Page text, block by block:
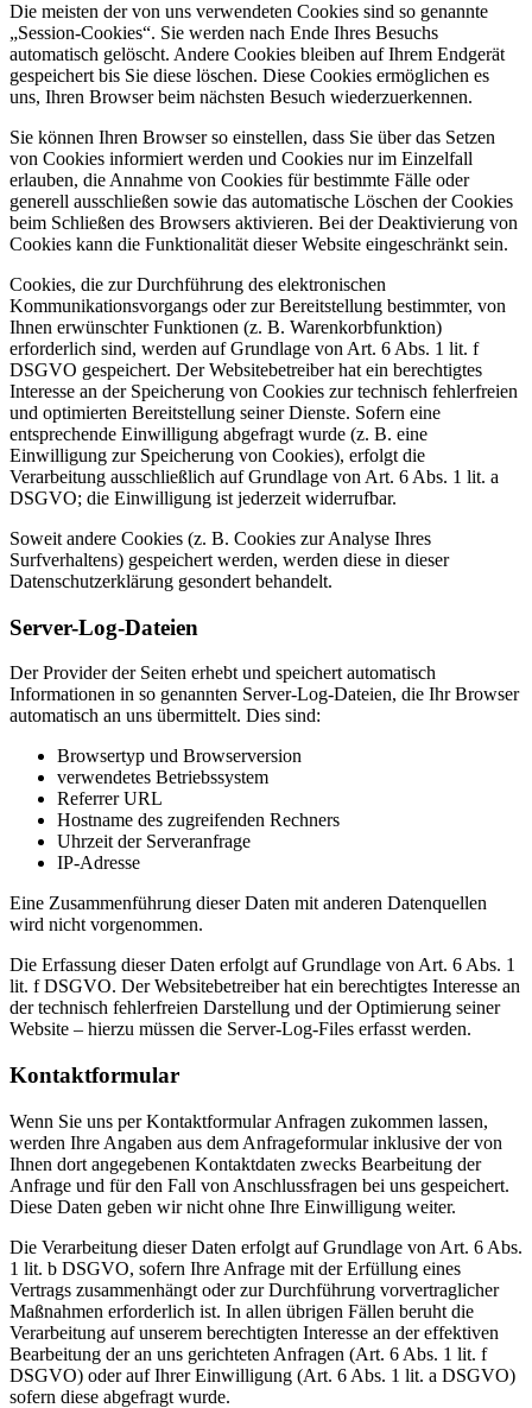
Die meisten der von uns verwendeten Cookies sind so genannte
„Session-Cookies“. Sie werden nach Ende Ihres Besuchs
automatisch gelöscht. Andere Cookies bleiben auf Ihrem Endgerät
gespeichert bis Sie diese löschen. Diese Cookies ermöglichen es
uns, Ihren Browser beim nächsten Besuch wiederzuerkennen.
Sie können Ihren Browser so einstellen, dass Sie über das Setzen
von Cookies informiert werden und Cookies nur im Einzelfall
erlauben, die Annahme von Cookies für bestimmte Fälle oder
generell ausschließen sowie das automatische Löschen der Cookies
beim Schließen des Browsers aktivieren. Bei der Deaktivierung von
Cookies kann die Funktionalität dieser Website eingeschränkt sein.
Cookies, die zur Durchführung des elektronischen
Kommunikationsvorgangs oder zur Bereitstellung bestimmter, von
Ihnen erwünschter Funktionen (z. B. Warenkorbfunktion)
erforderlich sind, werden auf Grundlage von Art. 6 Abs. 1 lit. f
DSGVO gespeichert. Der Websitebetreiber hat ein berechtigtes
Interesse an der Speicherung von Cookies zur technisch fehlerfreien
und optimierten Bereitstellung seiner Dienste. Sofern eine
entsprechende Einwilligung abgefragt wurde (z. B. eine
Einwilligung zur Speicherung von Cookies), erfolgt die
Verarbeitung ausschließlich auf Grundlage von Art. 6 Abs. 1 lit. a
DSGVO; die Einwilligung ist jederzeit widerrufbar.
Soweit andere Cookies (z. B. Cookies zur Analyse Ihres
Surfverhaltens) gespeichert werden, werden diese in dieser
Datenschutzerklärung gesondert behandelt.
Server-Log-Dateien
Der Provider der Seiten erhebt und speichert automatisch
Informationen in so genannten Server-Log-Dateien, die Ihr Browser
automatisch an uns übermittelt. Dies sind:
Browsertyp und Browserversion
verwendetes Betriebssystem
Referrer URL
Hostname des zugreifenden Rechners
Uhrzeit der Serveranfrage
IP-Adresse
Eine Zusammenführung dieser Daten mit anderen Datenquellen
wird nicht vorgenommen.
Die Erfassung dieser Daten erfolgt auf Grundlage von Art. 6 Abs. 1
lit. f DSGVO. Der Websitebetreiber hat ein berechtigtes Interesse an
der technisch fehlerfreien Darstellung und der Optimierung seiner
Website – hierzu müssen die Server-Log-Files erfasst werden.
Kontaktformular
Wenn Sie uns per Kontaktformular Anfragen zukommen lassen,
werden Ihre Angaben aus dem Anfrageformular inklusive der von
Ihnen dort angegebenen Kontaktdaten zwecks Bearbeitung der
Anfrage und für den Fall von Anschlussfragen bei uns gespeichert.
Diese Daten geben wir nicht ohne Ihre Einwilligung weiter.
Die Verarbeitung dieser Daten erfolgt auf Grundlage von Art. 6 Abs.
1 lit. b DSGVO, sofern Ihre Anfrage mit der Erfüllung eines
Vertrags zusammenhängt oder zur Durchführung vorvertraglicher
Maßnahmen erforderlich ist. In allen übrigen Fällen beruht die
Verarbeitung auf unserem berechtigten Interesse an der effektiven
Bearbeitung der an uns gerichteten Anfragen (Art. 6 Abs. 1 lit. f
DSGVO) oder auf Ihrer Einwilligung (Art. 6 Abs. 1 lit. a DSGVO)
sofern diese abgefragt wurde.